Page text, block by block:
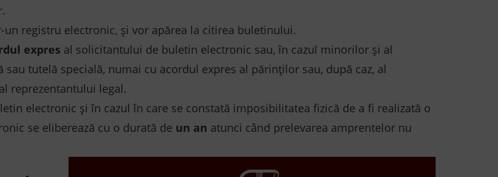
registru electronic, și vor apărea la citirea buletinului.
expres al solicitantului de buletin electronic sau, în cazul minorilor și al
tutelă specială, numai cu acordul expres al părinților sau, după caz, al
reprezentantului legal.
electronic și în cazul în care se constată imposibilitatea fizică de a fi realizată o
se eliberează cu o durată de un an atunci când prelevarea amprentelor nu